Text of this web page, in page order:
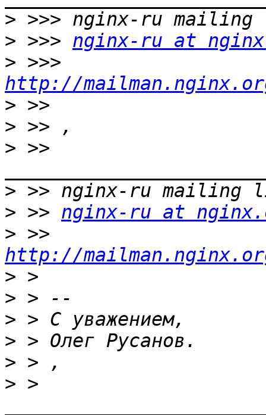
>
> >>> nginx-ru at
>
http://
>
>
> >>
>
> >> nginx-ru at
>
http://
>
>
>
>
>
> >